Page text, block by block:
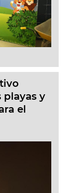
playas y
el